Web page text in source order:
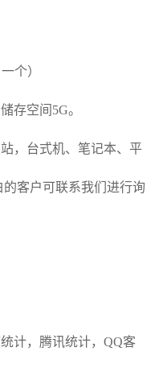
个）
存空间5G。
，台式机、笔记本、平
客户可联系我们进行询
计，腾讯统计，QQ客